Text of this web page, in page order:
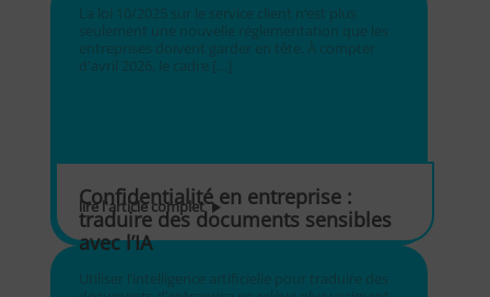
La loi 10/2025 sur le service client n’est plus
seulement une nouvelle réglementation que les
entreprises doivent garder en tête. À compter
d'avril 2026, le cadre […]
Confidentialité en entreprise :
traduire des documents sensibles
avec l’IA
Utiliser l’intelligence artificielle pour traduire des
lire l'article complet